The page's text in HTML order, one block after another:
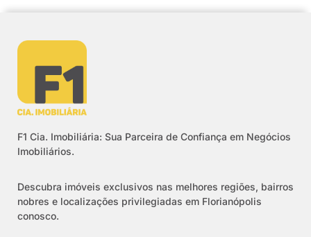
F1 Cia. Imobiliária: Sua Parceira de Confiança em Negócios
Imobiliários.
Descubra imóveis exclusivos nas melhores regiões, bairros
nobres e localizações privilegiadas em Florianópolis
conosco.